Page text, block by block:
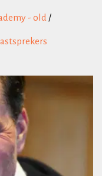
- old/